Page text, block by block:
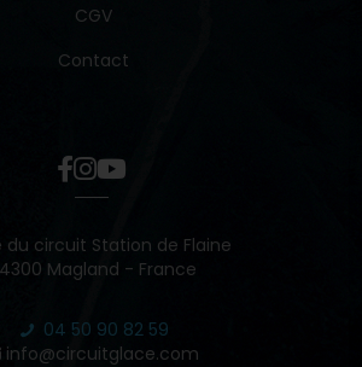
CGV
Contact
du circuit Station de Flaine
Magland - France
04 50 90 82 59
info@circuitglace.com